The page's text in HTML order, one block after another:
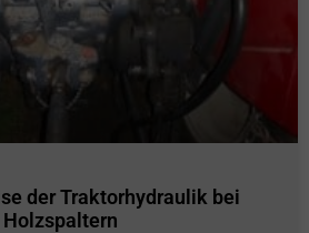
der Traktorhydraulik bei
Holzspaltern